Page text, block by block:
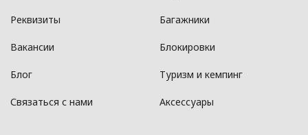
Реквизиты
Вакансии
Блог
Связаться с нами
Багажники
Блокировки
Туризм и кемпинг
Аксессуары